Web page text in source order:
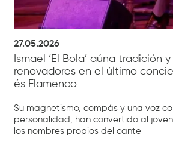
27.05.2026
Ismael ‘El Bola’ aúna tradición
renovadores en el último
és Flamenco
Su magnetismo, compás y una voz
personalidad, han convertido al
los nombres propios del cante